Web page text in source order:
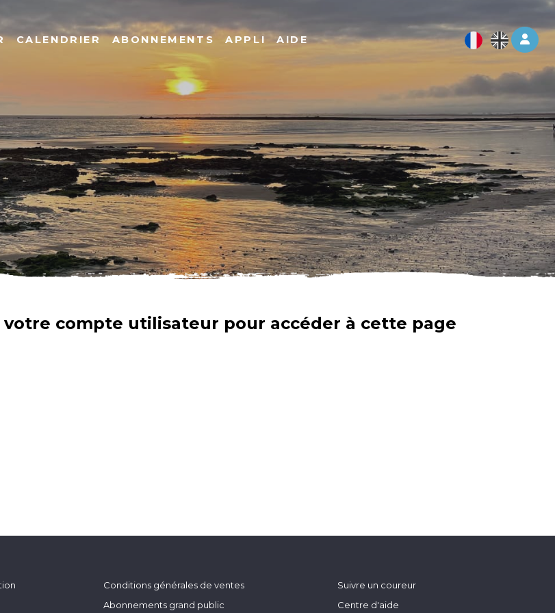
Log
CALENDRIER ABONNEMENTS APPLI AIDE
votre compte utilisateur pour accéder à cette page
Conditions générales de ventes
Abonnements grand public
Suivre un coureur
Centre d'aide